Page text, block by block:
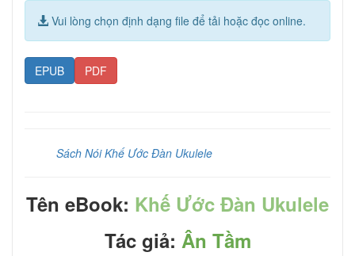
Vui lòng chọn định dạng file để tải hoặc đọc online.
EPUB PDF
Sách Nói Khế Ước Đàn Ukulele
Tên eBook: Khế Ước Đàn Ukulele
Tác giả: Ân Tầm